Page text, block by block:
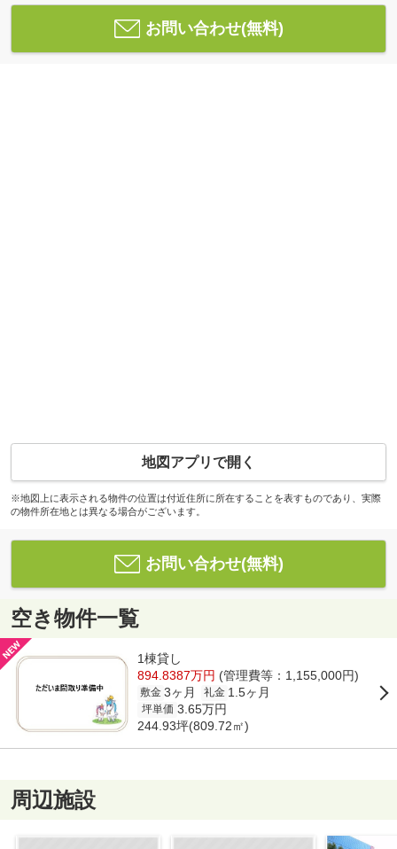
お問い合わせ(無料)
地図アプリで開く
※地図上に表示される物件の位置は付近住所に所在することを表すものであり、実際
の物件所在地とは異なる場合がございます。
お問い合わせ(無料)
空き物件一覧
1棟貸し
894.8387万円 (管理費等：1,155,000円)
敷金 3ヶ月 礼金 1.5ヶ月
坪単価 3.65万円
244.93坪(809.72㎡)
周辺施設